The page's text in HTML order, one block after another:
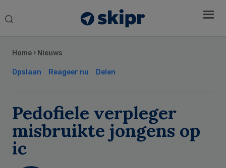
Search
Home › Nieuws
Opslaan Reageer nu Delen
Pedofiele verpleger
misbruikte jongens op
ic
Sidebar